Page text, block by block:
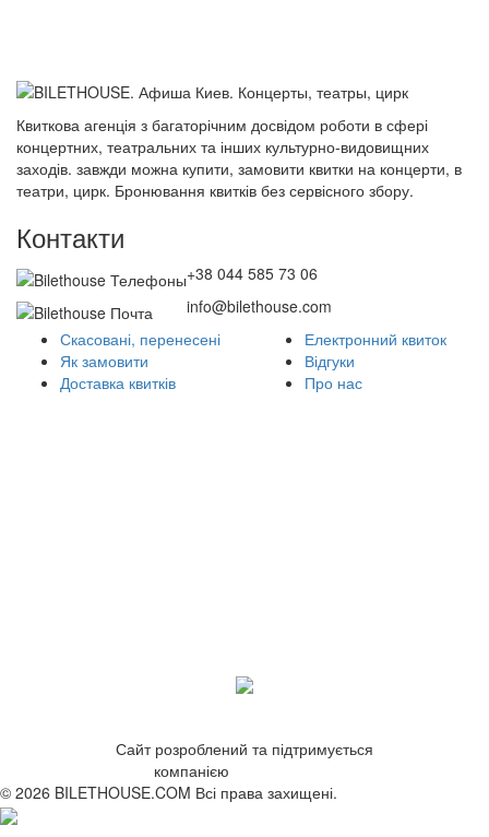
Квиткова агенція з багаторічним досвідом роботи в сфері
концертних, театральних та інших культурно-видовищних
заходів. завжди можна купити, замовити квитки на концерти, в
театри, цирк. Бронювання квитків без сервісного збору.
Контакти
+38 044 585 73 06
info@bilethouse.com
Скасовані, перенесені
Як замовити
Доставка квитків
Електронний квиток
Відгуки
Про нас
Сайт розроблений та підтримується
компанією
© 2026 BILETHOUSE.COM Всі права захищені.